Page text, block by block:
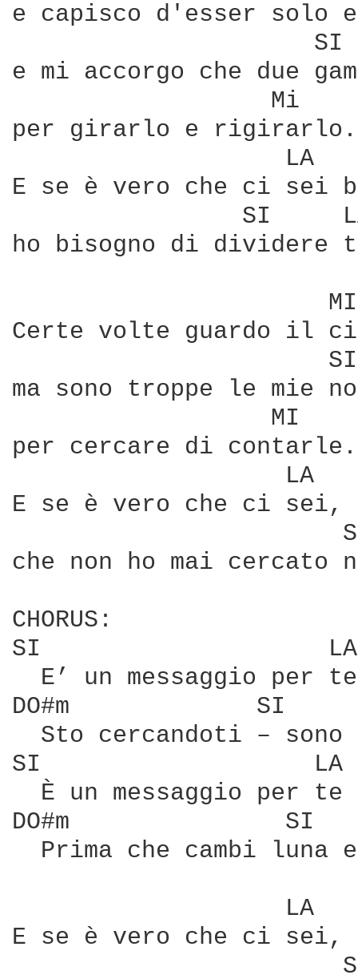
e capisco d'esser solo
SI
e mi accorgo che due
                  Mi
per girarlo e rigirarlo.
LA
E se è vero che ci sei
SI
ho bisogno di dividere
Certe volte guardo il
ma sono troppe le mie
                  MI
per cercare di contarle.
LA
E se è vero che ci
che non ho mai
CHORUS:
SI                    LA
E’ un messaggio per
DO#m             SI
Sto cercandoti –
SI                   LA
È un messaggio per te
DO#m               SI
Prima che cambi luna
LA
E se è vero che ci sei,